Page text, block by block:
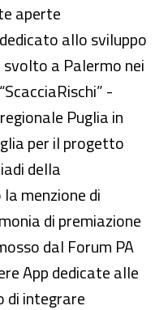
aperte
allo sviluppo
svolto a Palermo nei
-
Puglia in
per il progetto
della
menzione di
di premiazione
dal Forum PA
App dedicate alle
di integrare